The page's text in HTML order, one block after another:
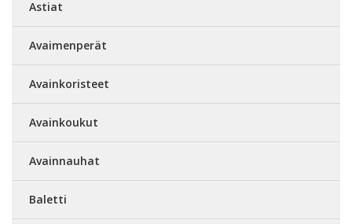
Astiat
Avaimenperät
Avainkoristeet
Avainkoukut
Avainnauhat
Baletti